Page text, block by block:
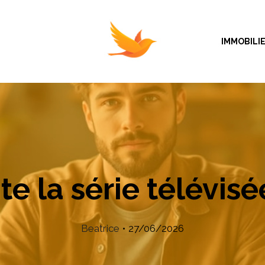
la série
Beatrice • 27/06/2026